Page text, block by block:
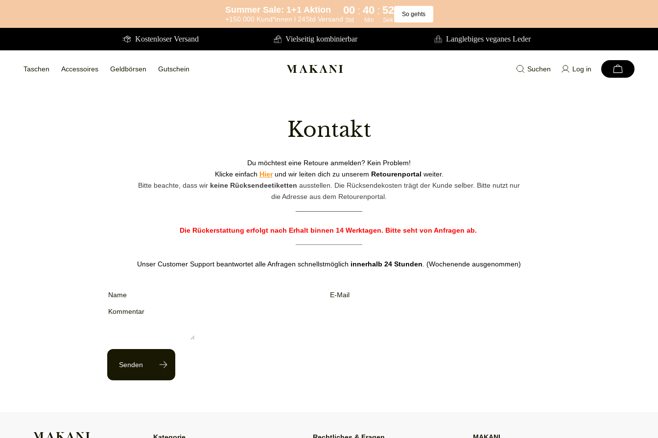
zum
Summer Sale: 1+1 Aktion
+150.000 Kund*innen l 24Std Versand
00 : 40 : 51
Std Min Sek
So gehts
Kostenloser Versand Vielseitig kombinierbar Langlebiges veganes Leder
Taschen
Accessoires
Geldbörsen
Gutschein
Suchen Log in
Kontakt
Du möchtest eine Retoure anmelden? Kein Problem!
Klicke einfach Hier und wir leiten dich zu unserem Retourenportal weiter.
Bitte beachte, dass wir keine Rücksendeetiketten ausstellen. Die Rücksendekosten trägt der Kunde selber. Bitte nutzt nur
die Adresse aus dem Retourenportal.
Die Rückerstattung erfolgt nach Erhalt binnen 14 Werktagen. Bitte seht von Anfragen ab.
Unser Customer Support beantwortet alle Anfragen schnellstmöglich innerhalb 24 Stunden . (Wochenende ausgenommen)
Senden